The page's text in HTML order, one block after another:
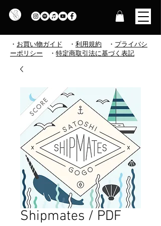
・ お買い物ガイド ・ 利用規約 ・ プライバシ
ーポリシー
・ 特定商取引法に基づく表記
Shipmates / PDF